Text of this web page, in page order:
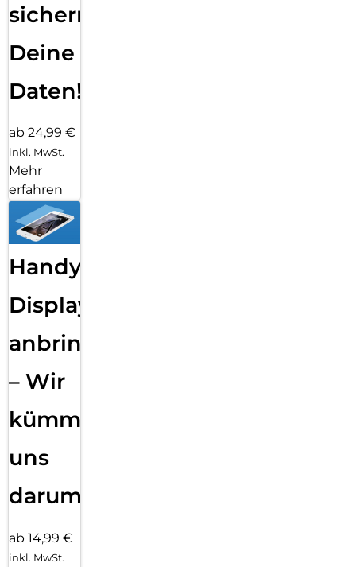
sichern
Deine
Daten!
ab 24,99 €
inkl. MwSt.
Mehr
erfahren
Handy
Displayfolie
anbringen
– Wir
kümmern
uns
darum!
ab 14,99 €
inkl. MwSt.